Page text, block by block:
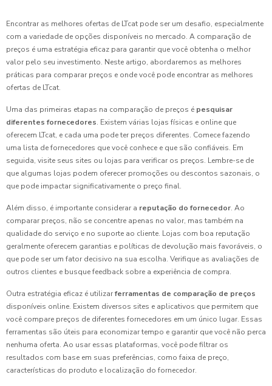
Encontrar as melhores ofertas de LTcat pode ser um desafio, especialmente
com a variedade de opções disponíveis no mercado. A comparação de
preços é uma estratégia eficaz para garantir que você obtenha o melhor
valor pelo seu investimento. Neste artigo, abordaremos as melhores
práticas para comparar preços e onde você pode encontrar as melhores
ofertas de LTcat.
Uma das primeiras etapas na comparação de preços é pesquisar
diferentes fornecedores. Existem várias lojas físicas e online que
oferecem LTcat, e cada uma pode ter preços diferentes. Comece fazendo
uma lista de fornecedores que você conhece e que são confiáveis. Em
seguida, visite seus sites ou lojas para verificar os preços. Lembre-se de
que algumas lojas podem oferecer promoções ou descontos sazonais, o
que pode impactar significativamente o preço final.
Além disso, é importante considerar a reputação do fornecedor. Ao
comparar preços, não se concentre apenas no valor, mas também na
qualidade do serviço e no suporte ao cliente. Lojas com boa reputação
geralmente oferecem garantias e políticas de devolução mais favoráveis, o
que pode ser um fator decisivo na sua escolha. Verifique as avaliações de
outros clientes e busque feedback sobre a experiência de compra.
Outra estratégia eficaz é utilizarferramentas de comparação de preços
disponíveis online. Existem diversos sites e aplicativos que permitem que
você compare preços de diferentes fornecedores em um único lugar. Essas
ferramentas são úteis para economizar tempo e garantir que você não perca
nenhuma oferta. Ao usar essas plataformas, você pode filtrar os
resultados com base em suas preferências, como faixa de preço,
características do produto e localização do fornecedor.